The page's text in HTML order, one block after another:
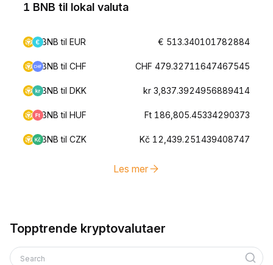
1 BNB til lokal valuta
BNB til EUR € 513.340101782884
BNB til CHF CHF 479.32711647467545
BNB til DKK kr 3,837.3924956889414
BNB til HUF Ft 186,805.45334290373
BNB til CZK Kč 12,439.251439408747
Les mer
Topptrende kryptovalutaer
Search